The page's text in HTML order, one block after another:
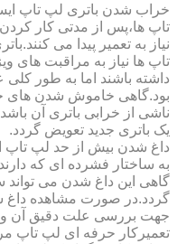
خراب شدن باتری لپ تاپ
تاپ ها،پس از مدتی کار
نیاز به تعمیر پیدا می
تاپ ها نیاز به مراقبت های
داشته باشند اما به طور کلی
بود.گاهی خاموش شدن های
ناشی از خرابی باتری آن
یک باتری جدید تعویض گردد.
داغ شدن بیش از حد لپ تاپ
به ساختار فشرده ای که
گاهی این داغ شدن می
گردد.در صورت مشاهده داغ
جهت بررسی علت دقیق آن
تعمیرکار حرفه ای لپ تاپ